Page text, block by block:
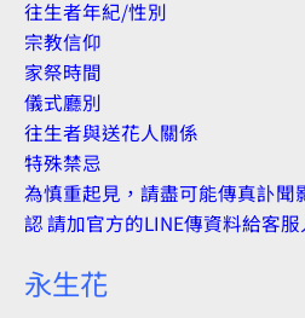
往生者年紀/性別
宗教信仰
家祭時間
儀式廳別
往生者與送花人關係
特殊禁忌
為慎重起見，請盡可能傳真訃聞
認 請加官方的LINE傳資料給客服
永生花